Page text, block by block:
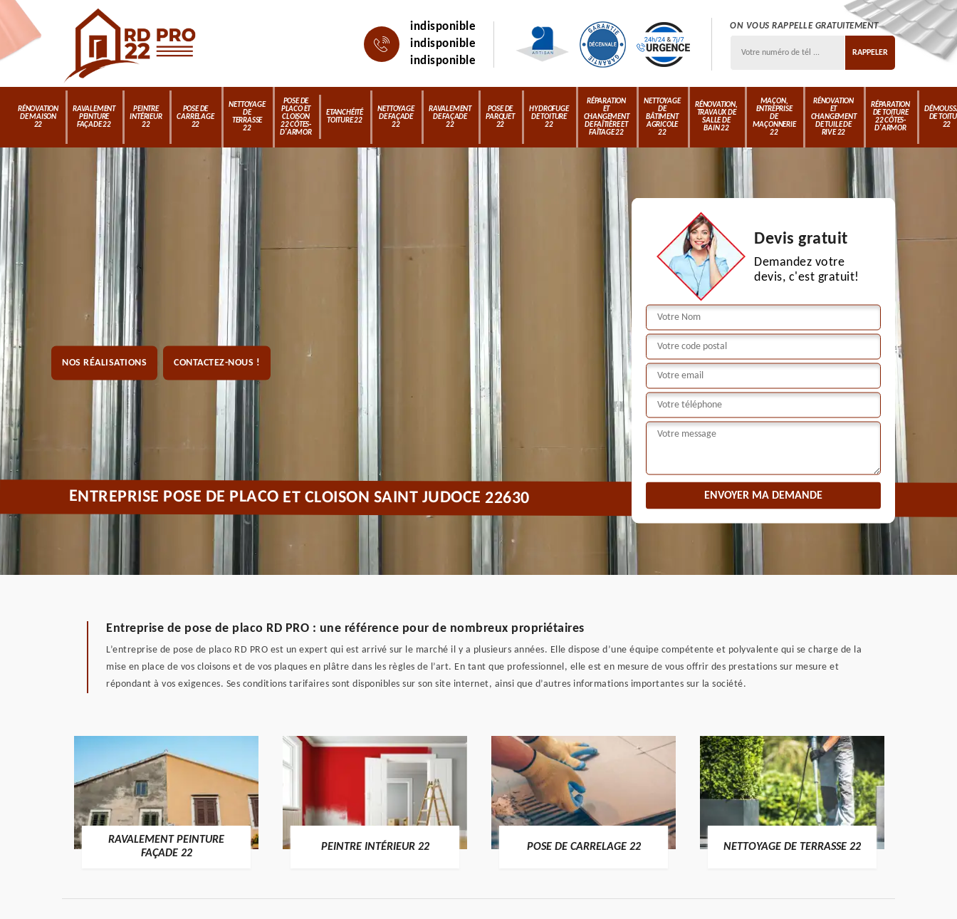
indisponible
indisponible
indisponible
ON VOUS RAPPELLE GRATUITEMENT
RÉNOVATION
DE MAISON
22
RAVALEMENT
PEINTURE
FAÇADE 22
PEINTRE
INTÉRIEUR
22
POSE DE
CARRELAGE
22
NETTOYAGE
DE
TERRASSE
22
POSE DE
PLACO ET
CLOISON
22 CÔTES-
D'ARMOR
ETANCHÉITÉ
TOITURE 22
NETTOYAGE
DE FAÇADE
22
RAVALEMENT
DE FAÇADE
22
POSE DE
PARQUET
22
HYDROFUGE
DE TOITURE
22
RÉPARATION
ET
CHANGEMENT
DE FAÎTIÈRE ET
FAÎTAGE 22
NETTOYAGE
DE
BÂTIMENT
AGRICOLE
22
RÉNOVATION,
TRAVAUX DE
SALLE DE
BAIN 22
MAÇON,
ENTREPRISE
DE
MAÇONNERIE
22
RÉNOVATION
ET
CHANGEMENT
DE TUILE DE
RIVE 22
RÉPARATION
DE TOITURE
22 CÔTES-
D'ARMOR
DE
22
NOS RÉALISATIONS CONTACTEZ-NOUS !
Devis gratuit
Demandez votre
devis, c'est gratuit!
ENTREPRISE POSE DE PLACO ET CLOISON SAINT JUDOCE 22630
Entreprise de pose de placo RD PRO : une référence pour de nombreux propriétaires
L’entreprise de pose de placo RD PRO est un expert qui est arrivé sur le marché il y a plusieurs années. Elle dispose d’une équipe compétente et polyvalente qui se charge de la
mise en place de vos cloisons et de vos plaques en plâtre dans les règles de l’art. En tant que professionnel, elle est en mesure de vous offrir des prestations sur mesure et
répondant à vos exigences. Ses conditions tarifaires sont disponibles sur son site internet, ainsi que d’autres informations importantes sur la société.
RAVALEMENT PEINTURE
FAÇADE 22
PEINTRE INTÉRIEUR 22 POSE DE CARRELAGE 22 NETTOYAGE DE TERRASSE 22